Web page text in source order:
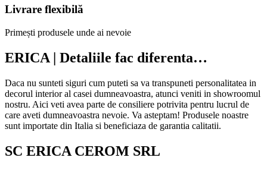
Livrare flexibilă
Primești produsele unde ai nevoie
ERICA | Detaliile fac diferenta…
Daca nu sunteti siguri cum puteti sa va transpuneti personalitatea in
decorul interior al casei dumneavoastra, atunci veniti in showroomul
nostru. Aici veti avea parte de consiliere potrivita pentru lucrul de
care aveti dumneavoastra nevoie. Va asteptam! Produsele noastre
sunt importate din Italia si beneficiaza de garantia calitatii.
SC ERICA CEROM SRL